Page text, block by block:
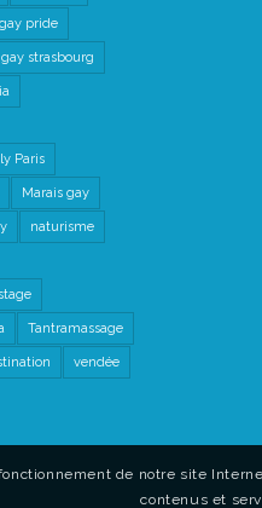
gay pride
gay strasbourg
Paris
Marais gay
naturisme
stage
Tantramassage
vendée
de notre site
contenus et